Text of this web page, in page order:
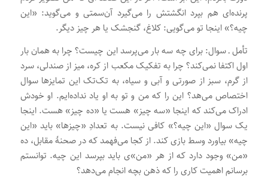
پرنده‌ای هم بپرد انگشتش را می‌گیرد آن‌سمتی و می‌گوید: «این
چیه؟» اینجا تو می‌گویی: کلاغ، گنجشک یا هر چیز دیگر.
تأمل ـ سوال: برای چه سه بار می‌پرسد این چیست؟ چرا به همان بار
اول اکتفا نمی‌کند؟ چرا به تفکیک مکعب از کره، میز از صندلی، سرد
از گرم، سبز از صورتی و آبی و سیاه، به تک‌تک این تمایزها سوال
اختصاص می‌هد؟ این را که من و تو به او یاد نداده‌ایم. او خودش
ادراک می‌کند که اینجا «سه چیز» هست یا «ده چیز» هست. اینجا
یک سوال «این چیه؟» کافی نیست. به تعدادِ «چیزها» باید «این
چیه» بیاورد وسط بازی کند. از کجا می‌فهمد که در صحنۀ مقابل، ده
«من» وجود دارد که از هر «من»ی باید بپرسد این چیه. توانستم
برسانم اهمیت کاری را که ذهن بچه انجام می‌دهد؟